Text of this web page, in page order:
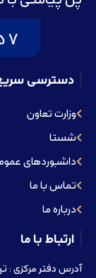
دسترسی
وزارت تعاون
شستا
داشبوردهای
تماس با ما
درباره ما
ارتباط با ما